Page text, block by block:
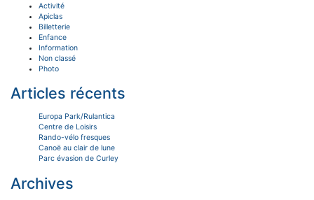
Activité
Apiclas
Billetterie
Enfance
Information
Non classé
Photo
Articles récents
Europa Park/Rulantica
Centre de Loisirs
Rando-vélo fresques
Canoë au clair de lune
Parc évasion de Curley
Archives